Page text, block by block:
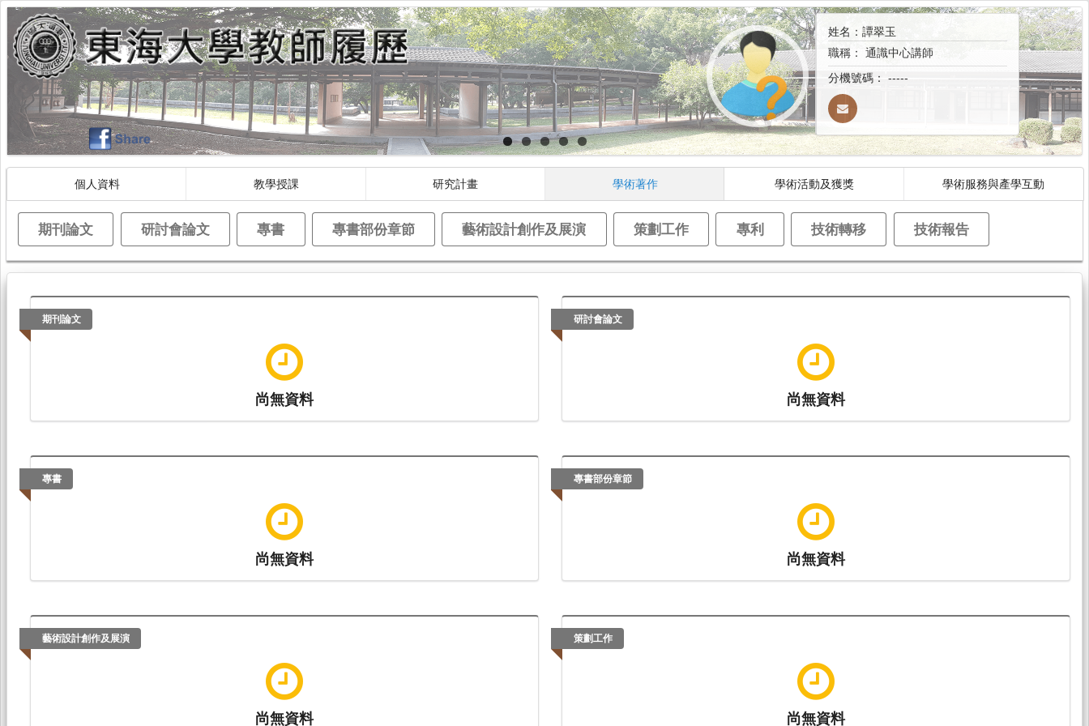
姓名：譚翠玉
職稱： 通識中心講師
分機號碼： -----
個人資料 教學授課 研究計畫 學術著作 學術活動及獲獎 學術服務與產學互動
期刊論文 研討會論文 專書 專書部份章節 藝術設計創作及展演 策劃工作 專利 技術轉移 技術報告
期刊論文
尚無資料
研討會論文
尚無資料
專書
尚無資料
專書部份章節
尚無資料
藝術設計創作及展演
尚無資料
策劃工作
尚無資料